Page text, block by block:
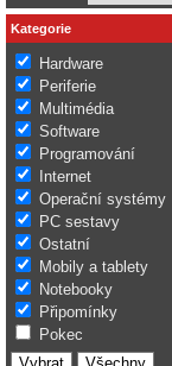
Kategorie
Hardware
Periferie
Multimédia
Software
Programování
Internet
Operační systémy
PC sestavy
Ostatní
Mobily a tablety
Notebooky
Připomínky
Pokec